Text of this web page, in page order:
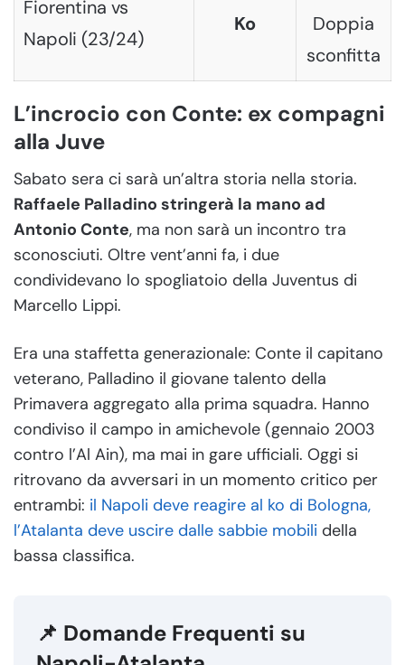
Fiorentina vs
Napoli (23/24)
Ko
Doppia
sconfitta
L’incrocio con Conte: ex compagni
alla Juve
Sabato sera ci sarà un’altra storia nella storia.
Raffaele Palladino stringerà la mano ad
Antonio Conte, ma non sarà un incontro tra
sconosciuti. Oltre vent’anni fa, i due
condividevano lo spogliatoio della Juventus di
Marcello Lippi.
Era una staffetta generazionale: Conte il capitano
veterano, Palladino il giovane talento della
Primavera aggregato alla prima squadra. Hanno
condiviso il campo in amichevole (gennaio 2003
contro l’Al Ain), ma mai in gare ufficiali. Oggi si
ritrovano da avversari in un momento critico per
entrambi: il Napoli deve reagire al ko di Bologna,
l’Atalanta deve uscire dalle sabbie mobili della
bassa classifica.
📌 Domande Frequenti su